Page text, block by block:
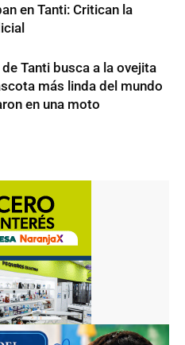
en Tanti: Critican la
Tanti busca a la ovejita
más linda del mundo
en una moto